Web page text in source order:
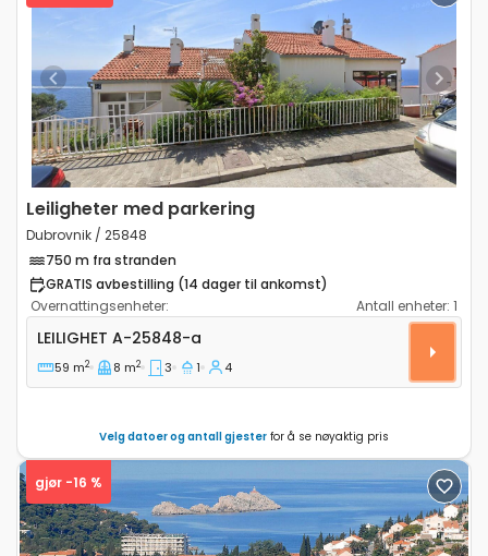
Previous Next
Leiligheter med parkering
Dubrovnik / 25848
750 m fra stranden
GRATIS avbestilling (14 dager til ankomst)
Overnattingsenheter:
Antall enheter: 1
Treroms leilighet Dubrovnik A-25848-a
LEILIGHET A-25848-a
59 m2 8 m2 3 1 4
Velg datoer og antall gjester for å se nøyaktig pris
gjør -16 %